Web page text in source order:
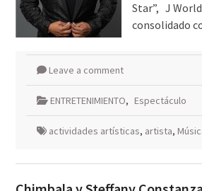
Star”, J
consolidado
Leave a comment
ENTRETENIMIENTO, Espectáculo
actividades artísticas, artista,